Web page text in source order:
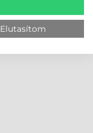
Elutasítom